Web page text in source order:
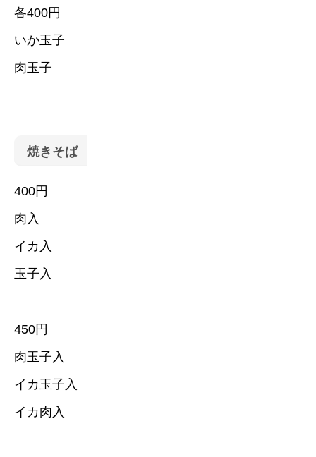
各400円
いか玉子
肉玉子
焼きそば
400円
肉入
イカ入
玉子入
450円
肉玉子入
イカ玉子入
イカ肉入